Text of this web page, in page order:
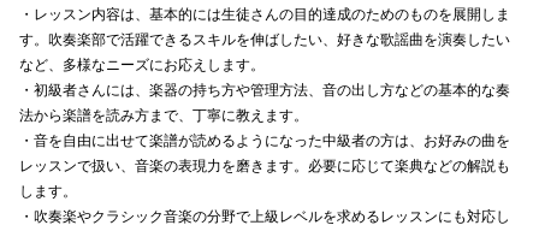
・レッスン内容は、基本的には生徒さんの目的達成のためのものを展開しま
す。吹奏楽部で活躍できるスキルを伸ばしたい、好きな歌謡曲を演奏したい
など、多様なニーズにお応えします。
・初級者さんには、楽器の持ち方や管理方法、音の出し方などの基本的な奏
法から楽譜を読み方まで、丁寧に教えます。
・音を自由に出せて楽譜が読めるようになった中級者の方は、お好みの曲を
レッスンで扱い、音楽の表現力を磨きます。必要に応じて楽典などの解説も
します。
・吹奏楽やクラシック音楽の分野で上級レベルを求めるレッスンにも対応し